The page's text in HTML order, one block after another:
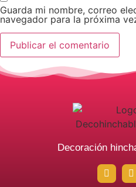
Guarda mi nombre, correo
navegador para la próxima
Decoración